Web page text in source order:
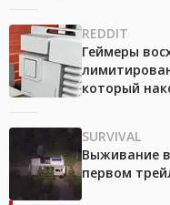
REDDIT
Геймеры
который
SURVIVAL
Выживание
первом